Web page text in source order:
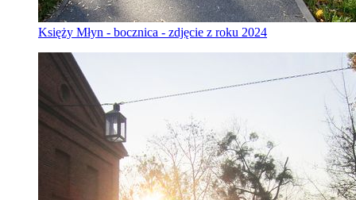
Księży Młyn - bocznica - zdjęcie z roku 2024